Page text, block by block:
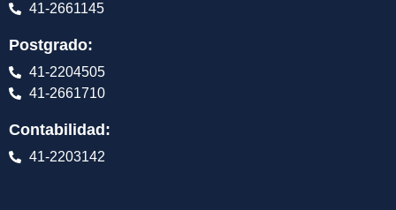
41-2661145
Postgrado:
41-2204505
41-2661710
Contabilidad:
41-2203142